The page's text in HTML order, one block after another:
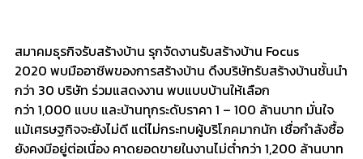
สมาคมธุรกิจรับสร้างบ้าน รุกจัดงานรับสร้างบ้าน Focus
2020 พบมืออาชีพของการสร้างบ้าน ดึงบริษัทรับสร้างบ้านชั้นนำ
กว่า 30 บริษัท ร่วมแสดงงาน พบแบบบ้านให้เลือก
กว่า 1,000 แบบ และบ้านทุกระดับราคา 1 – 100 ล้านบาท มั่นใจ
แม้เศรษฐกิจจะยังไม่ดี แต่ไม่กระทบผู้บริโภคมากนัก เชื่อกำลังซื้อ
ยังคงมีอยู่ต่อเนื่อง คาดยอดขายในงานไม่ต่ำกว่า 1,200 ล้านบาท